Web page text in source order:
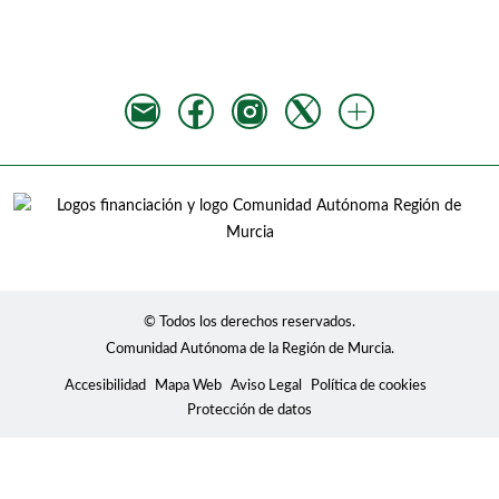
© Todos los derechos reservados.
Comunidad Autónoma de la Región de Murcia.
Accesibilidad Mapa Web Aviso Legal
Política de cookies
Protección de datos